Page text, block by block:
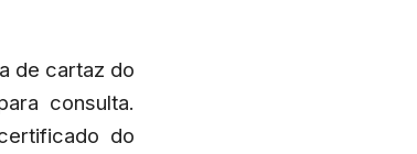
de cartaz do
consulta.
do